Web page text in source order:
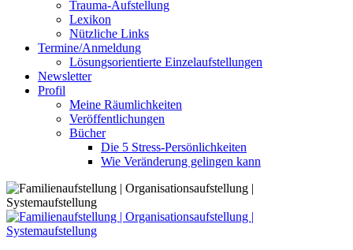
Trauma-Aufstellung
Lexikon
Nützliche Links
Termine/Anmeldung
Lösungsorientierte Einzelaufstellungen
Newsletter
Profil
Meine Räumlichkeiten
Veröffentlichungen
Bücher
Die 5 Stress-Persönlichkeiten
Wie Veränderung gelingen kann